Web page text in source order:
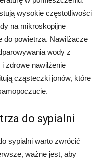
wysokie częstotliwości
na mikroskopijne
do powietrza. Nawilżacze
wody z
zdrowe nawilżenie
cząsteczki jonów, które
do sypialni
sypialni warto zwrócić
ważne jest, aby